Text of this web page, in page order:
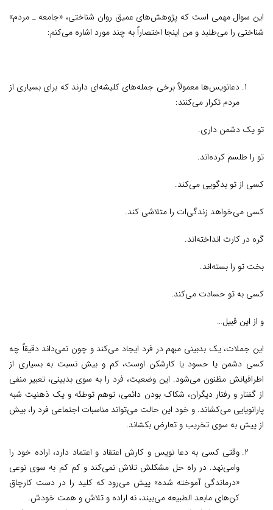
این سوال مهمی است که پژوهش‌های عمیق روان شناختی، «جامعه ـ مردم»
شناختی را می‌طلبد و من اینجا اختصاراً به چند مورد اشاره می‌کنم:
دعانویس‌ها معمولاً برخی جمله‌های کلیشه‌ای دارند ‌که برای بسیاری از
مردم تکرار می‌کنند:
تو یک دشمن داری.
تو را طلسم کرده‌اند.
کسی از تو بدگویی می‌کند.
کسی می‌خواهد زندگی‌ات را متلاشی کند.
گره در کارت انداخته‌اند.
بخت تو را بسته‌اند.
کسی به تو حسادت می‌کند.
و از این قبیل…
این جملات، یک بدبینی مبهم در فرد ایجاد می‌کند و چون نمی‌داند دقیقاً چه
کسی دشمن یا حسود یا کارشکن اوست، کم و بیش نسبت به بسیاری از
اطرافیانش مظنون می‌شود. این وضعیت، فرد را به سوی بدبینی، تعبیر منفی
از گفتار و رفتار دیگران، شکاک بودن دائمی، توهم توطئه و یک ذهنیت شبه
پارانویایی می‌کشاند. و خود این حالت می‌تواند مناسبات اجتماعی فرد را، بیش
از پیش به سوی تخریب و تعارض بکشاند.
وقتی کسی به دعا نویس و کارش اعتقاد و اعتماد دارد، اراده خود را
وامی‌نهد. در راه حل مشکلش تلاش نمی‌کند و کم کم به سوی نوعی
«درماندگی آموخته شده» پیش می‌رود که کلید را در دست کارچاق
کن‌های مابعد الطبیعه می‌بیند، نه اراده و تلاش و همت خودش.